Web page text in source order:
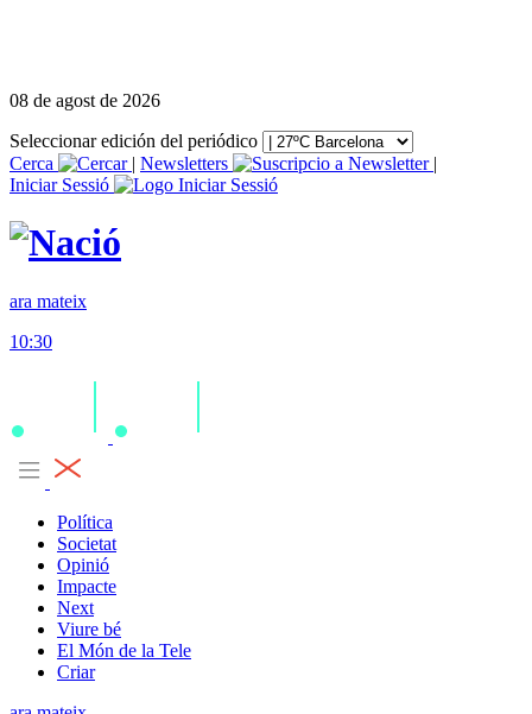
08 de agost de 2026
Seleccionar edición del periódico
Cerca
| Newsletters
|
Iniciar Sessió
ara mateix
10:30
Política
Societat
Opinió
Impacte
Next
Viure bé
El Món de la Tele
Criar